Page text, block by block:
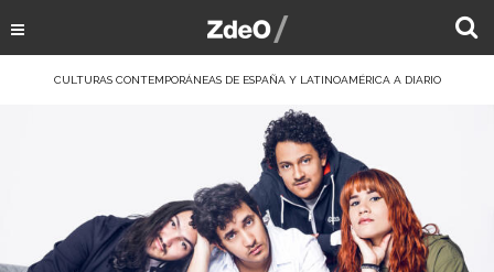
CULTURAS CONTEMPORÁNEAS DE ESPAÑA Y LATINOAMÉRICA A DIARIO